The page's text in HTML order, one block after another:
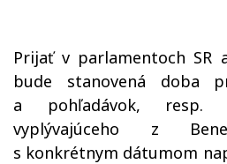
Prijať v parlamentoch SR
bude stanovená doba
a pohľadávok, resp.
vyplývajúceho z
s konkrétnym dátumom